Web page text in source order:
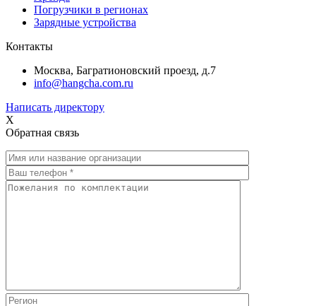
Погрузчики в регионах
Зарядные устройства
Контакты
Москва, Багратионовский проезд, д.7
info@hangcha.com.ru
Написать директору
X
Обратная связь